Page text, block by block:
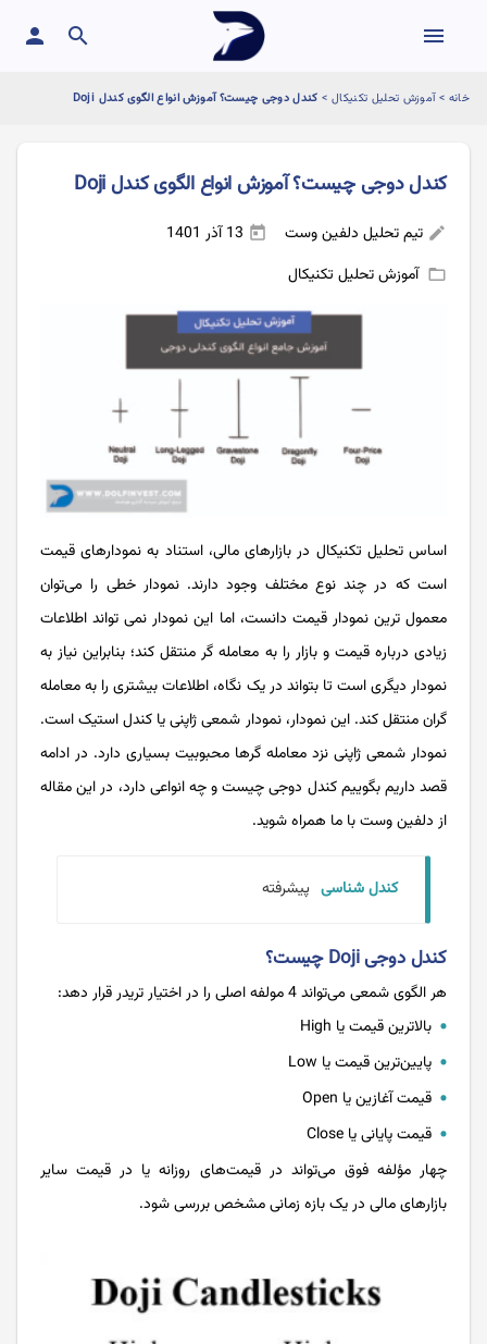
menu
search
person
خانه >آموزش تحلیل تکنیکال > کندل دوجی چیست؟ آموزش انواع الگوی کندل Doji
کندل دوجی چیست؟ آموزش انواع الگوی کندل Doji
edit تیم تحلیل دلفین وست today
folder_open آموزش تحلیل تکنیکال
اساس تحلیل تکنیکال در بازارهای مالی، استناد به نمودارهای قیمت
است که در چند نوع مختلف وجود دارند. نمودار خطی را می‌توان
معمول‌ ترین نمودار قیمت دانست، اما این نمودار نمی ‌تواند اطلاعات
زیادی درباره قیمت و بازار را به معامله گر منتقل کند؛ بنابراین نیاز به
نمودار دیگری است تا بتواند در یک نگاه، اطلاعات بیشتری را به معامله‌
گران منتقل کند. این نمودار، نمودار شمعی ژاپنی یا کندل‌ استیک است.
نمودار شمعی ژاپنی نزد معامله گرها محبوبیت بسیاری دارد. در ادامه
قصد داریم بگوییم کندل دوجی چیست و چه انواعی دارد، در این مقاله
از دلفین وست با ما همراه شوید.
کندل شناسی پیشرفته
کندل دوجی Doji چیست؟
هر الگوی شمعی می‌تواند 4 مولفه اصلی را در اختیار تریدر قرار دهد:
بالاترین قیمت یا High
پایین‌ترین قیمت یا Low
قیمت آغازین یا Open
قیمت پایانی یا Close
چهار مؤلفه فوق می‌تواند در قیمت‌های روزانه یا در قیمت سایر
بازارهای مالی در یک بازه زمانی مشخص بررسی شود.